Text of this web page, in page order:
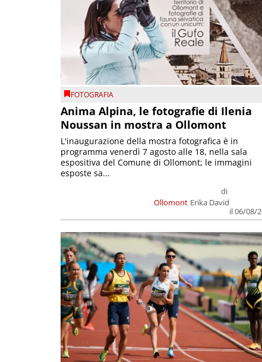
FOTOGRAFIA
Anima Alpina, le fotografie di Ilenia
Noussan in mostra a Ollomont
Ollomont
di
Erika David
il 06/08/
L'inaugurazione della mostra fotografica è in
programma venerdì 7 agosto alle 18, nella sala
espositiva del Comune di Ollomont; le immagini
esposte sa...